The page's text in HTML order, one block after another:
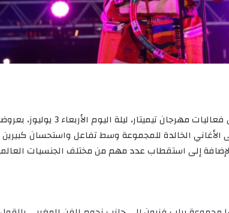
نجحت مجموعة رباب فزيون في افتتاح النسخة 16 من فعاليات مهرجان تيميتار، ليلة اليوم
الأغاني الخالدة للمجموعة وسط تفاعل واستحسان
إلى استقطاب عدد مهم من مختلف الجنسيات